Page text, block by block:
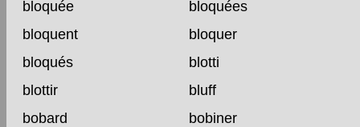
bloquée
bloquées
bloquent
bloquer
bloqués
blotti
blottir
bluff
bobard
bobiner